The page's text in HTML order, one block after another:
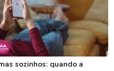
sozinhos: quando a